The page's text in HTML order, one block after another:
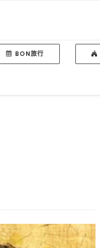
BON旅行